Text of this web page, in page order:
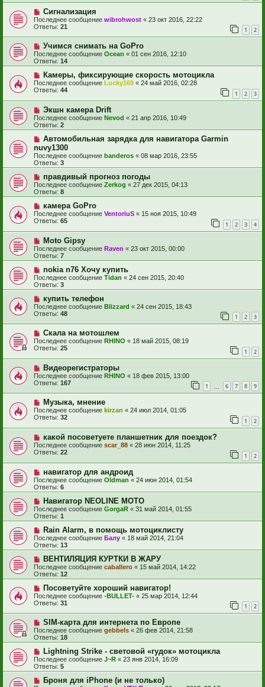
Сигнализация
Последнее сообщение wibrohwost « 23 окт 2016, 22:22
Ответы: 21 1 2
Учимся снимать на GoPro
Последнее сообщение Ocean « 01 сен 2016, 12:10
Ответы: 14
Камеры, фиксирующие скорость мотоцикла
Последнее сообщение Lucky169 « 24 май 2016, 02:28
Ответы: 44 1 2 3
Экшн камера Drift
Последнее сообщение Nevod « 21 апр 2016, 10:49
Ответы: 2
Автомобильная зарядка для навигатора Garmin
nuvy1300
Последнее сообщение banderos « 08 мар 2016, 23:55
Ответы: 3
правдивый прогноз погоды
Последнее сообщение Zerkog « 27 дек 2015, 04:13
Ответы: 8
камера GoPro
Последнее сообщение VentoriuS « 15 ноя 2015, 10:49
Ответы: 65 1 2 3 4
Moto Gipsy
Последнее сообщение Raven « 23 окт 2015, 00:00
Ответы: 7
nokia n76 Хочу купить
Последнее сообщение Tidan « 24 сен 2015, 20:40
Ответы: 3
купить телефон
Последнее сообщение Blizzard « 24 сен 2015, 18:43
Ответы: 48 1 2 3
Скала на мотошлем
Последнее сообщение RHINO « 18 май 2015, 08:19
Ответы: 25 1 2
Видеорегистраторы
Последнее сообщение RHINO « 18 фев 2015, 13:00
Ответы: 167 1 6 7 8 9
Музыка, мнение
Последнее сообщение kirzan « 24 июл 2014, 01:05
Ответы: 32 1 2
какой посоветуете планшетник для поездок?
Последнее сообщение scar_88 « 28 июн 2014, 11:25
Ответы: 22 1 2
навигатор для андроид
Последнее сообщение Oldman « 24 июн 2014, 01:54
Ответы: 6
Навигатор NEOLINE MOTO
Последнее сообщение GorgaR « 31 май 2014, 01:55
Ответы: 1
Rain Alarm, в помощь мотоциклисту
Последнее сообщение Балу « 18 май 2014, 21:04
Ответы: 13
ВЕНТИЛЯЦИЯ КУРТКИ В ЖАРУ
Последнее сообщение caballero « 15 май 2014, 14:22
Ответы: 12
Посоветуйте хороший навигатор!
Последнее сообщение -BULLET- « 25 мар 2014, 12:44
Ответы: 31 1 2
SIM-карта для интернета по Европе
Последнее сообщение gebbels « 26 фев 2014, 21:58
Ответы: 18
Lightning Strike - световой «гудок» мотоцикла
Последнее сообщение J~R « 23 янв 2014, 16:09
Ответы: 5
Броня для iPhone (и не только)